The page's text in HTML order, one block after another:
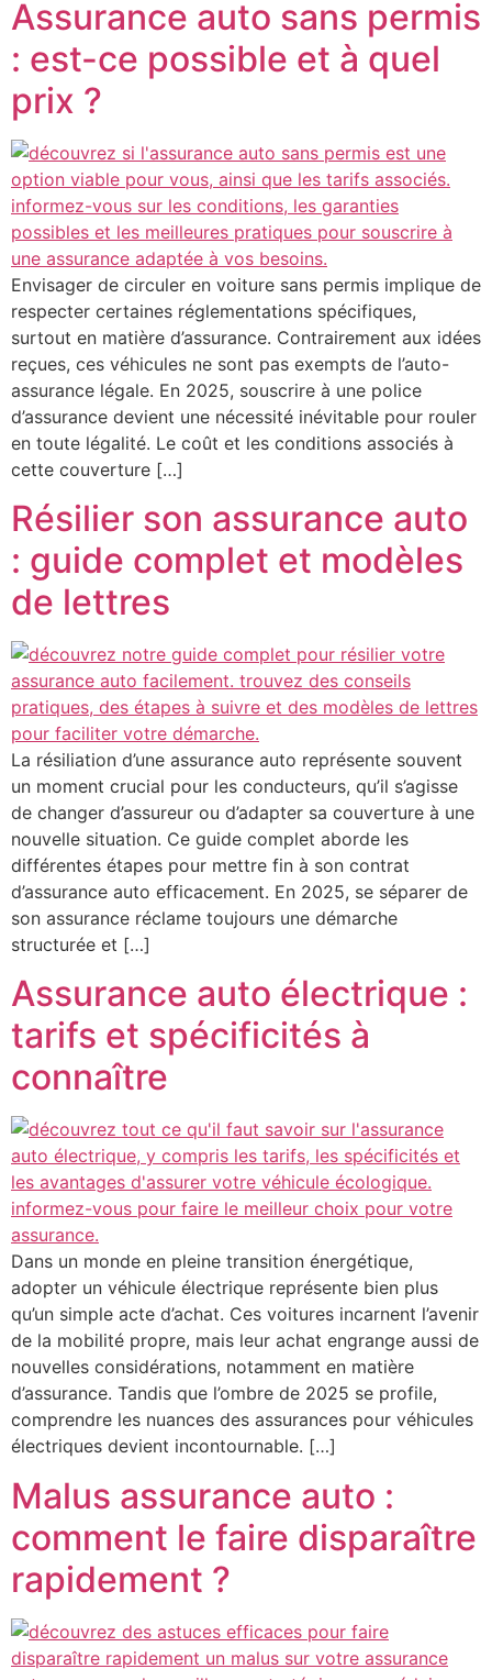
Assurance auto sans permis
: est-ce possible et à quel
prix ?
Envisager de circuler en voiture sans permis implique de
respecter certaines réglementations spécifiques,
surtout en matière d’assurance. Contrairement aux idées
reçues, ces véhicules ne sont pas exempts de l’auto-
assurance légale. En 2025, souscrire à une police
d’assurance devient une nécessité inévitable pour rouler
en toute légalité. Le coût et les conditions associés à
cette couverture […]
Résilier son assurance auto
: guide complet et modèles
de lettres
La résiliation d’une assurance auto représente souvent
un moment crucial pour les conducteurs, qu’il s’agisse
de changer d’assureur ou d’adapter sa couverture à une
nouvelle situation. Ce guide complet aborde les
différentes étapes pour mettre fin à son contrat
d’assurance auto efficacement. En 2025, se séparer de
son assurance réclame toujours une démarche
structurée et […]
Assurance auto électrique :
tarifs et spécificités à
connaître
Dans un monde en pleine transition énergétique,
adopter un véhicule électrique représente bien plus
qu’un simple acte d’achat. Ces voitures incarnent l’avenir
de la mobilité propre, mais leur achat engrange aussi de
nouvelles considérations, notamment en matière
d’assurance. Tandis que l’ombre de 2025 se profile,
comprendre les nuances des assurances pour véhicules
électriques devient incontournable. […]
Malus assurance auto :
comment le faire disparaître
rapidement ?